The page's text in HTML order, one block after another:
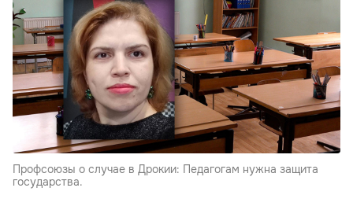
Профсоюзы о случае в Дрокии: Педагогам нужна защита
государства.